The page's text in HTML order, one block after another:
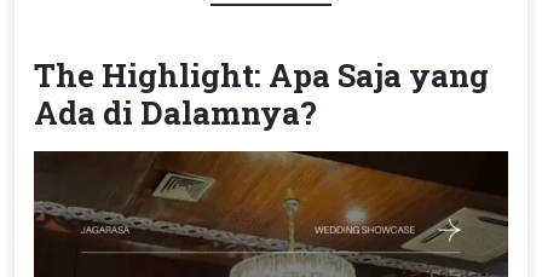
The Highlight: Apa Saja yang
Ada di Dalamnya?